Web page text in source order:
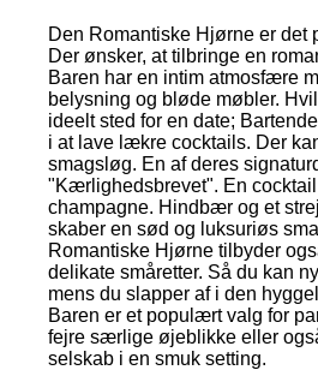
Den Romantiske Hjørne er det
Der ønsker, at tilbringe en
Baren har en intim atmosfære
belysning og bløde møbler.
ideelt sted for en date;
i at lave lækre cocktails. Der
smagsløg. En af deres
"Kærlighedsbrevet". En cocktail
champagne. Hindbær og et
skaber en sød og luksuriøs
Romantiske Hjørne tilbyder
delikate småretter. Så du kan
mens du slapper af i den
Baren er et populært valg for
fejre særlige øjeblikke eller
selskab i en smuk setting.